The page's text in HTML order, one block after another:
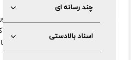
چند رسانه ای
اسناد بالادستی
۱- ارتقاء قدرت سایبری جمهوری
قدرت‌های اثرگذار جهانی، تحکیم
فضای مجازی و توسعه و ارتقاء